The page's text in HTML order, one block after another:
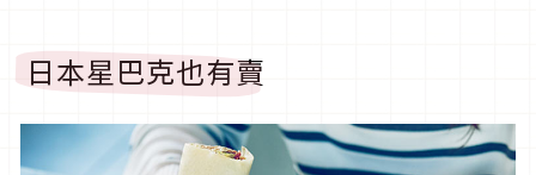
日本星巴克也有賣